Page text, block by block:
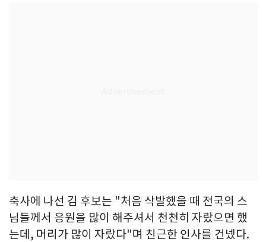
축사에 나선 김 후보는 "처음 삭발했을 때 전국의 스
님들께서 응원을 많이 해주셔서 천천히 자랐으면 했
는데, 머리가 많이 자랐다"며 친근한 인사를 건넸다.